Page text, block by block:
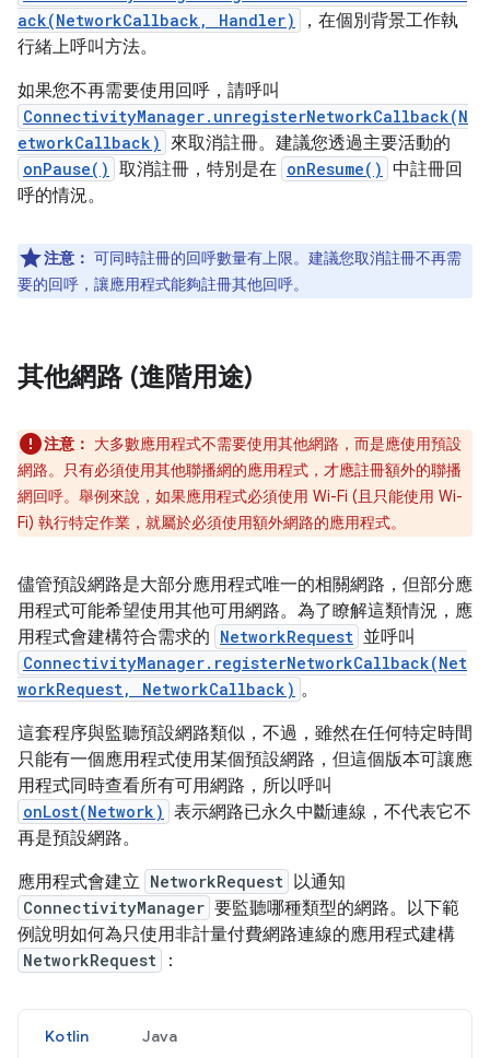
ack(NetworkCallback, Handler)
，在個別背景工作執
行緒上呼叫方法。
如果您不再需要使用回呼，請呼叫
ConnectivityManager.unregisterNetworkCallback(N
etworkCallback) 來取消註冊。建議您透過主要活動的
onPause() 取消註冊，特別是在 onResume() 中註冊回
呼的情況。
注意： 可同時註冊的回呼數量有上限。建議您取消註冊不再需
要的回呼，讓應用程式能夠註冊其他回呼。
其他網路 (進階用途)
注意： 大多數應用程式不需要使用其他網路，而是應使用預設
網路。只有必須使用其他聯播網的應用程式，才應註冊額外的聯播
網回呼。舉例來說，如果應用程式必須使用 Wi-Fi (且只能使用 Wi-
Fi) 執行特定作業，就屬於必須使用額外網路的應用程式。
儘管預設網路是大部分應用程式唯一的相關網路，但部分應
用程式可能希望使用其他可用網路。為了瞭解這類情況，應
用程式會建構符合需求的 NetworkRequest 並呼叫
ConnectivityManager.registerNetworkCallback(Net
workRequest, NetworkCallback) 。
這套程序與監聽預設網路類似，不過，雖然在任何特定時間
只能有一個應用程式使用某個預設網路，但這個版本可讓應
用程式同時查看所有可用網路，所以呼叫
onLost(Network) 表示網路已永久中斷連線，不代表它不
再是預設網路。
應用程式會建立 NetworkRequest 以通知
ConnectivityManager 要監聽哪種類型的網路。以下範
例說明如何為只使用非計量付費網路連線的應用程式建構
NetworkRequest ：
Kotlin Java